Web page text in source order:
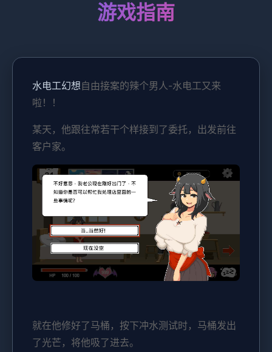
游戏指南
水电工幻想自由接案的辣个男人-水电工又来
啦！！
某天，他跟往常若干个样接到了委托，出发前往
客户家。
就在他修好了马桶，按下冲水测试时，马桶发出
了光芒，将他吸了进去。